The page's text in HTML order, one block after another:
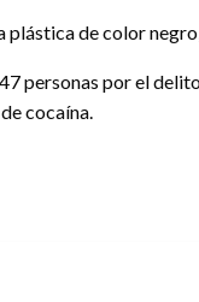
de color
personas por el
cocaína.